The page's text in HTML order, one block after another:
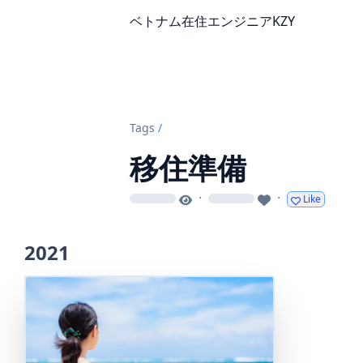
ベトナム在住エンジニアKZY
Tags /
移住準備
loading · loading · Like
2021